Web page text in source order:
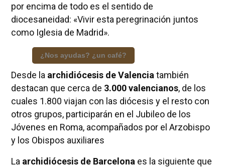
por encima de todo es el sentido de
diocesaneidad: «Vivir esta peregrinación juntos
como Iglesia de Madrid».
¿Nos ayudas? ¿un café?
Desde la archidiócesis de Valencia también
destacan que cerca de 3.000 valencianos, de los
cuales 1.800 viajan con las diócesis y el resto con
otros grupos, participarán en el Jubileo de los
Jóvenes en Roma, acompañados por el Arzobispo
y los Obispos auxiliares
La archidiócesis de Barcelona es la siguiente que